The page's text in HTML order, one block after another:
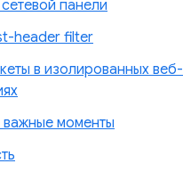
панели
header filter
в изолированных веб-
важные моменты